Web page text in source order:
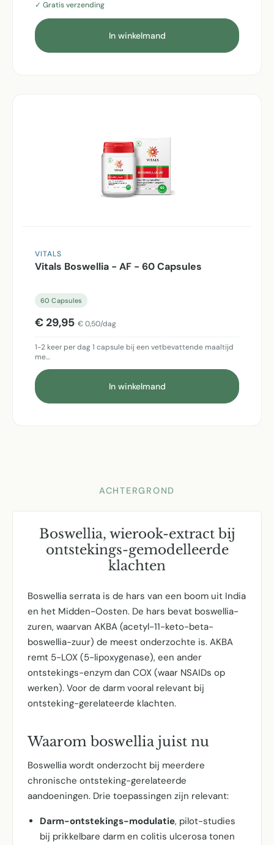
✓ Gratis verzending
In winkelmand
VITALS
Vitals Boswellia - AF - 60 Capsules
60 Capsules
€ 29,95 € 0,50/dag
1-2 keer per dag 1 capsule bij een vetbevattende maaltijd
me…
In winkelmand
ACHTERGROND
Boswellia, wierook-extract bij
ontstekings-gemodelleerde
klachten
Boswellia serrata is de hars van een boom uit India
en het Midden-Oosten. De hars bevat boswellia-
zuren, waarvan AKBA (acetyl-11-keto-beta-
boswellia-zuur) de meest onderzochte is. AKBA
remt 5-LOX (5-lipoxygenase), een ander
ontstekings-enzym dan COX (waar NSAIDs op
werken). Voor de darm vooral relevant bij
ontsteking-gerelateerde klachten.
Waarom boswellia juist nu
Boswellia wordt onderzocht bij meerdere
chronische ontsteking-gerelateerde
aandoeningen. Drie toepassingen zijn relevant:
Darm-ontstekings-modulatie, pilot-studies
bij prikkelbare darm en colitis ulcerosa tonen